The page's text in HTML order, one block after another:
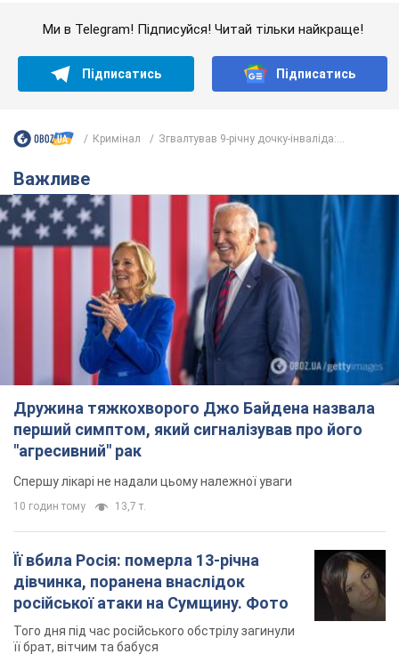
Дружина тяжкохворого Джо Байдена назвала
перший симптом, який сигналізував про його
"агресивний" рак
Спершу лікарі не надали цьому належної уваги
13,7 т.
Її вбила Росія: померла 13-річна
дівчинка, поранена внаслідок
російської атаки на Сумщину. Фото
Того дня під час російського обстрілу загинули
її брат, вітчим та бабуся
10 годин тому
Чому в СРСР лікарі носили лише білі
халати
сенс
10 годин тому 4,9 т.